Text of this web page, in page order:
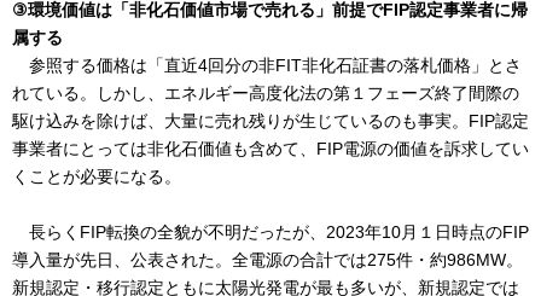
③環境価値は「非化石価値市場で売れる」前提でFIP認定事業者に帰
属する
参照する価格は「直近4回分の非FIT非化石証書の落札価格」とさ
れている。しかし、エネルギー高度化法の第１フェーズ終了間際の
駆け込みを除けば、大量に売れ残りが生じているのも事実。FIP認定
事業者にとっては非化石価値も含めて、FIP電源の価値を訴求してい
くことが必要になる。
長らくFIP転換の全貌が不明だったが、2023年10月１日時点のFIP
導入量が先日、公表された。全電源の合計では275件・約986MW。
新規認定・移行認定ともに太陽光発電が最も多いが、新規認定では